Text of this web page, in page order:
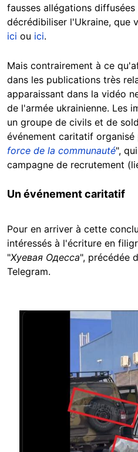
fausses allégations
décrédibiliser l'Ukraine, que
ici ou ici.
Mais contrairement à ce
dans les publications très
apparaissant dans la vidéo
de l'armée ukrainienne. Les
un groupe de civils et de
événement caritatif organisé
force de la communauté",
campagne de recrutement
Un événement caritatif
Pour en arriver à cette
intéressés à l'écriture en
"Хуевая Одесса", précédée
Telegram.
Image